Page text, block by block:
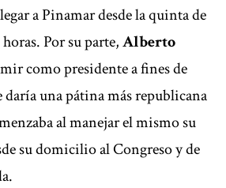
a Pinamar desde la quinta de
Por su parte,Alberto
como presidente a fines de
daría una pátina más republicana
al manejar el mismo su
su domicilio al Congreso y de